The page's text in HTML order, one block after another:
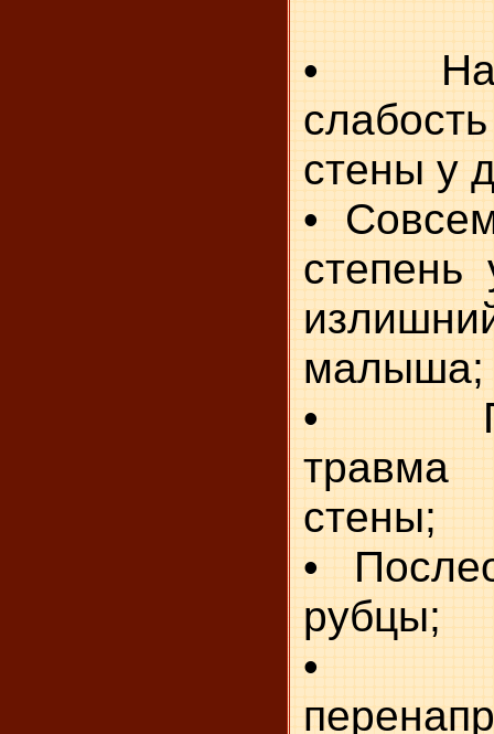
•
стены у
•
степень
малыша;
•
стены;
•
рубцы;
•